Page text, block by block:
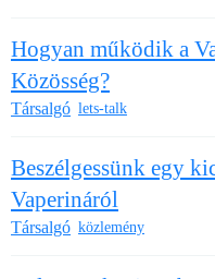
Hogyan működik a
Közösség?
Társalgó lets-talk
Beszélgessünk egy
Vaperináról
Társalgó közlemény